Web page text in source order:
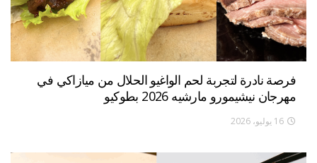
فرصة نادرة لتجربة لحم الواغيو الحلال من ميازاكي في
مهرجان نيشيمورو مارشيه 2026 بطوكيو
16 يوليو، 2026